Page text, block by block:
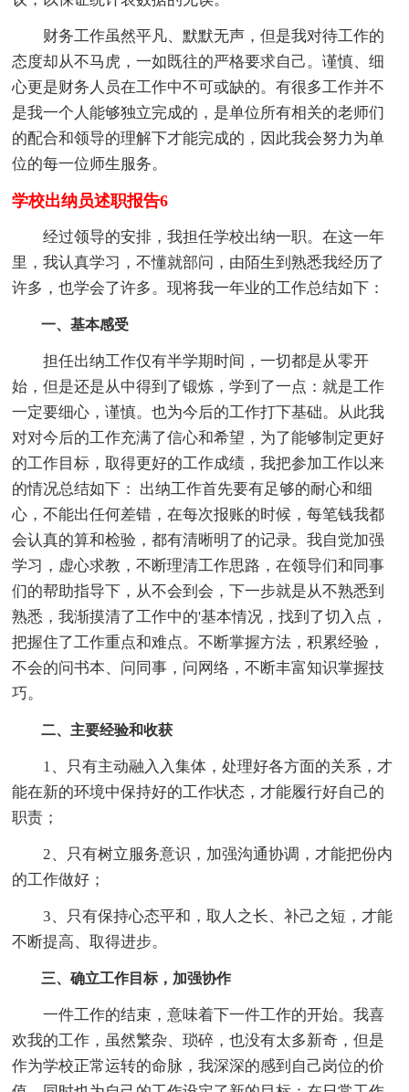
财务工作虽然平凡、默默无声，但是我对待工作的
态度却从不马虎，一如既往的严格要求自己。谨慎、细
心更是财务人员在工作中不可或缺的。有很多工作并不
是我一个人能够独立完成的，是单位所有相关的老师们
的配合和领导的理解下才能完成的，因此我会努力为单
位的每一位师生服务。
学校出纳员述职报告6
经过领导的安排，我担任学校出纳一职。在这一年
里，我认真学习，不懂就部问，由陌生到熟悉我经历了
许多，也学会了许多。现将我一年业的工作总结如下：
一、基本感受
担任出纳工作仅有半学期时间，一切都是从零开
始，但是还是从中得到了锻炼，学到了一点：就是工作
一定要细心，谨慎。也为今后的工作打下基础。从此我
对对今后的工作充满了信心和希望，为了能够制定更好
的工作目标，取得更好的工作成绩，我把参加工作以来
的情况总结如下： 出纳工作首先要有足够的耐心和细
心，不能出任何差错，在每次报账的时候，每笔钱我都
会认真的算和检验，都有清晰明了的记录。我自觉加强
学习，虚心求教，不断理清工作思路，在领导们和同事
们的帮助指导下，从不会到会，下一步就是从不熟悉到
熟悉，我渐摸清了工作中的'基本情况，找到了切入点，
把握住了工作重点和难点。不断掌握方法，积累经验，
不会的问书本、问同事，问网络，不断丰富知识掌握技
巧。
二、主要经验和收获
1、只有主动融入入集体，处理好各方面的关系，才
能在新的环境中保持好的工作状态，才能履行好自己的
职责；
2、只有树立服务意识，加强沟通协调，才能把份内
的工作做好；
3、只有保持心态平和，取人之长、补己之短，才能
不断提高、取得进步。
三、确立工作目标，加强协作
一件工作的结束，意味着下一件工作的开始。我喜
欢我的工作，虽然繁杂、琐碎，也没有太多新奇，但是
作为学校正常运转的命脉，我深深的感到自己岗位的价